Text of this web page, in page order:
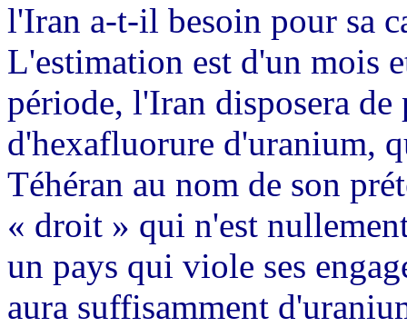
l'Iran a-t-il besoin pour sa
L'estimation est d'un mois
période, l'Iran disposera de
d'hexafluorure d'uranium,
Téhéran au nom de son
« droit » qui n'est
un pays qui viole ses
aura suffisamment